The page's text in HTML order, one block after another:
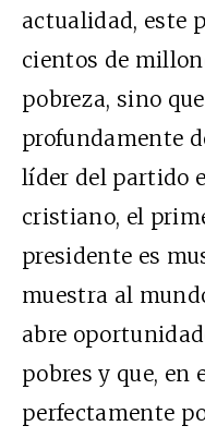
actualidad, este
cientos de
pobreza, sino
profundamente
líder del partido
cristiano, el
presidente es
muestra al
abre
pobres y que, en
perfectamente